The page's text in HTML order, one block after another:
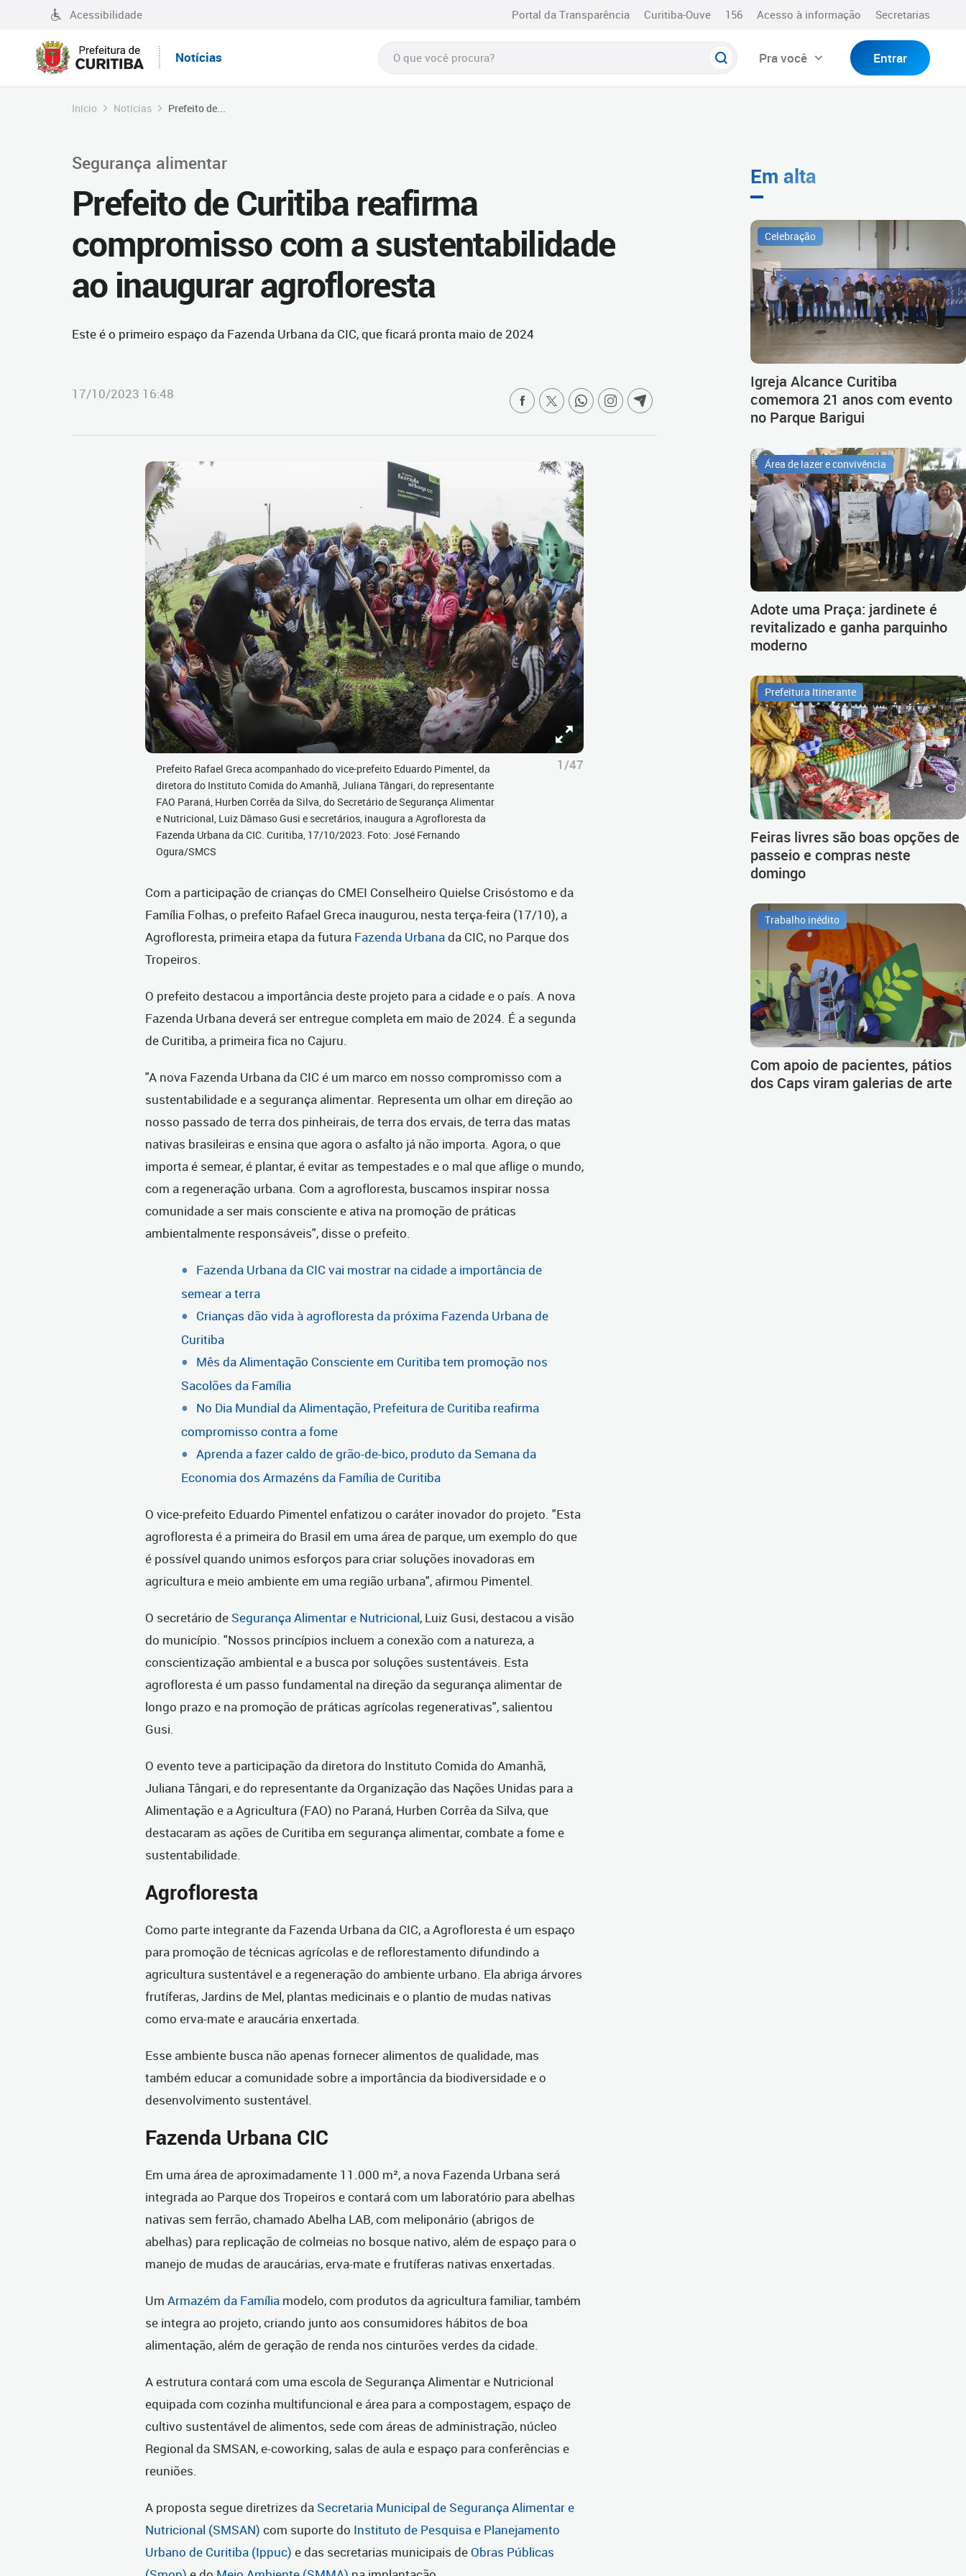
Acessibilidade Portal da Transparência Curitiba-Ouve 156 Acesso à informação Secretarias
Notícias Pra você Entrar
Início Notícias Prefeito de...
Segurança alimentar
Prefeito de Curitiba reafirma
compromisso com a sustentabilidade
ao inaugurar agrofloresta
Este é o primeiro espaço da Fazenda Urbana da CIC, que ficará pronta maio de 2024
17/10/2023 16:48
Prefeito Rafael Greca acompanhado do vice-prefeito Eduardo Pimentel, da
diretora do Instituto Comida do Amanhã, Juliana Tângari, do representante
FAO Paraná, Hurben Corrêa da Silva, do Secretário de Segurança Alimentar
e Nutricional, Luiz Dâmaso Gusi e secretários, inaugura a Agrofloresta da
Fazenda Urbana da CIC. Curitiba, 17/10/2023. Foto: José Fernando
Ogura/SMCS
1/47
Com a participação de crianças do CMEI Conselheiro Quielse Crisóstomo e da
Família Folhas, o prefeito Rafael Greca inaugurou, nesta terça-feira (17/10), a
Agrofloresta, primeira etapa da futura Fazenda Urbanada CIC, no Parque dos
Tropeiros.
O prefeito destacou a importância deste projeto para a cidade e o país. A nova
Fazenda Urbana deverá ser entregue completa em maio de 2024. É a segunda
de Curitiba, a primeira fica no Cajuru.
"A nova Fazenda Urbana da CIC é um marco em nosso compromisso com a
sustentabilidade e a segurança alimentar. Representa um olhar em direção ao
nosso passado de terra dos pinheirais, de terra dos ervais, de terra das matas
nativas brasileiras e ensina que agora o asfalto já não importa. Agora, o que
importa é semear, é plantar, é evitar as tempestades e o mal que aflige o mundo,
com a regeneração urbana. Com a agrofloresta, buscamos inspirar nossa
comunidade a ser mais consciente e ativa na promoção de práticas
ambientalmente responsáveis", disse o prefeito.
Fazenda Urbana da CIC vai mostrar na cidade a importância de
semear a terra
Crianças dão vida à agrofloresta da próxima Fazenda Urbana de
Curitiba
Mês da Alimentação Consciente em Curitiba tem promoção nos
Sacolões da Família
No Dia Mundial da Alimentação, Prefeitura de Curitiba reafirma
compromisso contra a fome
Aprenda a fazer caldo de grão-de-bico, produto da Semana da
Economia dos Armazéns da Família de Curitiba
O vice-prefeito Eduardo Pimentel enfatizou o caráter inovador do projeto. "Esta
agrofloresta é a primeira do Brasil em uma área de parque, um exemplo do que
é possível quando unimos esforços para criar soluções inovadoras em
agricultura e meio ambiente em uma região urbana", afirmou Pimentel.
O secretário de Segurança Alimentar e Nutricional, Luiz Gusi, destacou a visão
do município. "Nossos princípios incluem a conexão com a natureza, a
conscientização ambiental e a busca por soluções sustentáveis. Esta
agrofloresta é um passo fundamental na direção da segurança alimentar de
longo prazo e na promoção de práticas agrícolas regenerativas", salientou
Gusi.
O evento teve a participação da diretora do Instituto Comida do Amanhã,
Juliana Tângari, e do representante da Organização das Nações Unidas para a
Alimentação e a Agricultura (FAO) no Paraná, Hurben Corrêa da Silva, que
destacaram as ações de Curitiba em segurança alimentar, combate a fome e
sustentabilidade.
Agrofloresta
Como parte integrante da Fazenda Urbana da CIC, a Agrofloresta é um espaço
para promoção de técnicas agrícolas e de reflorestamento difundindo a
agricultura sustentável e a regeneração do ambiente urbano. Ela abriga árvores
frutíferas, Jardins de Mel, plantas medicinais e o plantio de mudas nativas
como erva-mate e araucária enxertada.
Esse ambiente busca não apenas fornecer alimentos de qualidade, mas
também educar a comunidade sobre a importância da biodiversidade e o
desenvolvimento sustentável.
Fazenda Urbana CIC
Em uma área de aproximadamente 11.000 m², a nova Fazenda Urbana será
integrada ao Parque dos Tropeiros e contará com um laboratório para abelhas
nativas sem ferrão, chamado Abelha LAB, com meliponário (abrigos de
abelhas) para replicação de colmeias no bosque nativo, além de espaço para o
manejo de mudas de araucárias, erva-mate e frutíferas nativas enxertadas.
Um Armazém da Família modelo, com produtos da agricultura familiar, também
se integra ao projeto, criando junto aos consumidores hábitos de boa
alimentação, além de geração de renda nos cinturões verdes da cidade.
A estrutura contará com uma escola de Segurança Alimentar e Nutricional
equipada com cozinha multifuncional e área para a compostagem, espaço de
cultivo sustentável de alimentos, sede com áreas de administração, núcleo
Regional da SMSAN, e-coworking, salas de aula e espaço para conferências e
reuniões.
A proposta segue diretrizes da Secretaria Municipal de Segurança Alimentar e
Nutricional (SMSAN) com suporte do Instituto de Pesquisa e Planejamento
Urbano de Curitiba (Ippuc) e das secretarias municipais de Obras Públicas
Em alta
Celebração
Igreja Alcance Curitiba
comemora 21 anos com evento
no Parque Barigui
Área de lazer e convivência
Adote uma Praça: jardinete é
revitalizado e ganha parquinho
moderno
Prefeitura Itinerante
Feiras livres são boas opções de
passeio e compras neste
domingo
Trabalho inédito
Com apoio de pacientes, pátios
dos Caps viram galerias de arte